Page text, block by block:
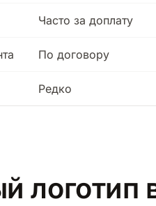
Часто за доплату
По договору
Редко